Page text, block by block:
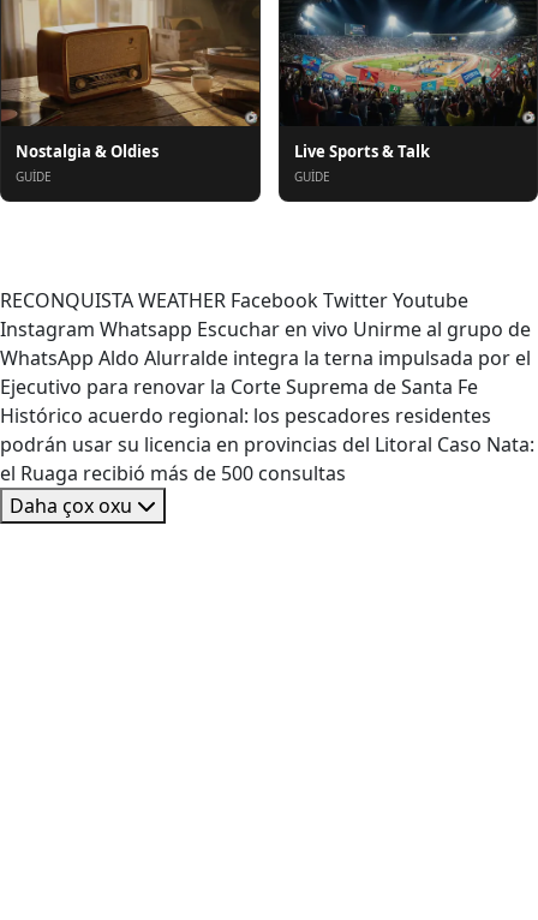
Nostalgia & Oldies
GUIDE
Live Sports & Talk
GUIDE
RECONQUISTA WEATHER Facebook Twitter Youtube
Instagram Whatsapp Escuchar en vivo Unirme al grupo de
WhatsApp Aldo Alurralde integra la terna impulsada por el
Ejecutivo para renovar la Corte Suprema de Santa Fe
Histórico acuerdo regional: los pescadores residentes
podrán usar su licencia en provincias del Litoral Caso Nata:
el Ruaga recibió más de 500 consultas
Daha çox oxu